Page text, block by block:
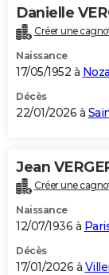
Danielle
Créer une
Naissance
17/05/1952 à
Décès
22/01/2026 à
Jean
Créer une
Naissance
12/07/1936 à
Décès
17/01/2026 à